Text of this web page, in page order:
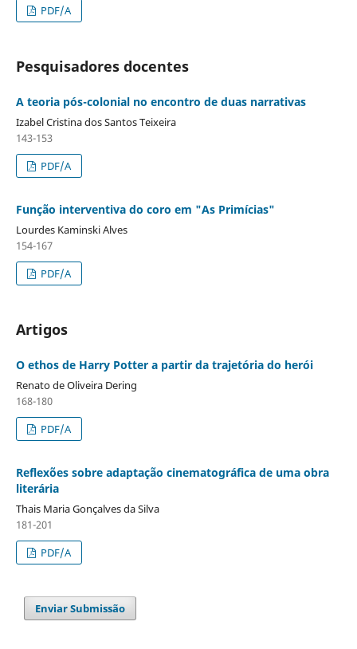
PDF/A
Pesquisadores docentes
A teoria pós-colonial no encontro de duas narrativas
Izabel Cristina dos Santos Teixeira
143-153
PDF/A
Função interventiva do coro em "As Primícias"
Lourdes Kaminski Alves
154-167
PDF/A
Artigos
O ethos de Harry Potter a partir da trajetória do herói
Renato de Oliveira Dering
168-180
PDF/A
Reflexões sobre adaptação cinematográfica de uma obra
literária
Thais Maria Gonçalves da Silva
181-201
PDF/A
Enviar Submissão